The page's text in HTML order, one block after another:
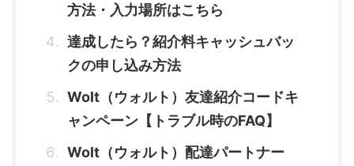
方法・入力場所はこちら
達成したら？紹介料キャッシュバッ
クの申し込み方法
Wolt（ウォルト）友達紹介コードキ
ャンペーン【トラブル時のFAQ】
Wolt（ウォルト）配達パートナー